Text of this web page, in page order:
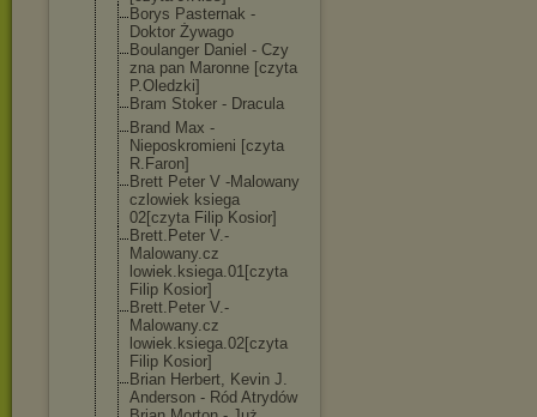
Borys Pasternak -
Doktor Żywago
Boulanger Daniel - Czy
zna pan Maronne [czyta
P.Oledzki]
Bram Stoker - Dracula
Brand Max -
Nieposkromieni [czyta
R.Faron]
Brett Peter V -Malowany
czlowiek ksiega
02[czyta Filip Kosior]
Brett.Peter V.-
Malowany.cz
lowiek.ksiega.01[czyta
Filip Kosior]
Brett.Peter V.-
Malowany.cz
lowiek.ksiega.02[czyta
Filip Kosior]
Brian Herbert, Kevin J.
Anderson - Ród Atrydów